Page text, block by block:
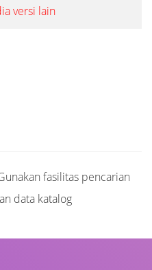
versi lain
fasilitas pencarian
data katalog